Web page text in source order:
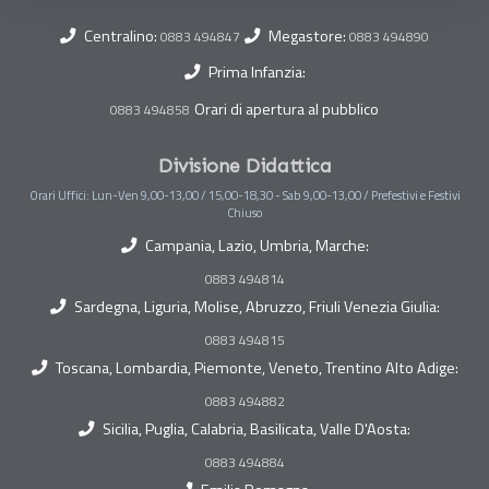
Centralino: 0883 494847 Megastore: 0883 494890
Prima Infanzia:
0883 494858 Orari di apertura al pubblico
Divisione Didattica
Orari Uffici: Lun-Ven 9,00-13,00 / 15,00-18,30 - Sab 9,00-13,00 / Prefestivi e Festivi
Chiuso
Campania, Lazio, Umbria, Marche:
0883 494814
Sardegna, Liguria, Molise, Abruzzo, Friuli Venezia Giulia:
0883 494815
Toscana, Lombardia, Piemonte, Veneto, Trentino Alto Adige:
0883 494882
Sicilia, Puglia, Calabria, Basilicata, Valle D'Aosta:
0883 494884